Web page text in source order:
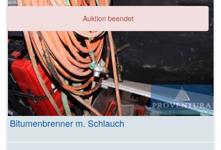
Auktion beendet
Bitumenbrenner m. Schlauch